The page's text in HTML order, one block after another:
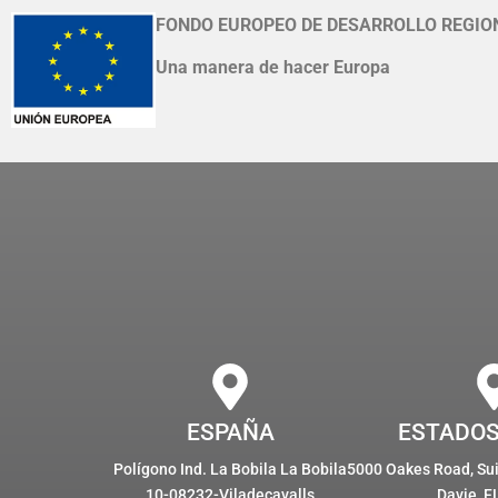
FONDO EUROPEO DE DESARROLLO
Una manera de hacer Europa
ESPAÑA
Polígono Ind. La Bobila La Bobila5000 Oakes Road,